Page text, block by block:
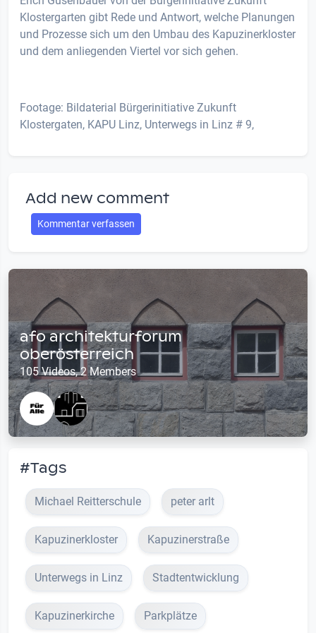
Klostergarten gibt Rede und Antwort, welche Planungen
und Prozesse sich um den Umbau des Kapuzinerkloster
und dem anliegenden Viertel vor sich gehen.
Footage: Bildaterial Bürgerinitiative Zukunft
Klostergaten, KAPU Linz, Unterwegs in Linz # 9,
Add new comment
Kommentar verfassen
afo architekturforum
oberösterreich
105 Videos, 2 Members
#Tags
Michael Reitterschule peter arlt
Kapuzinerkloster Kapuzinerstraße
Unterwegs in Linz Stadtentwicklung
Kapuzinerkirche Parkplätze